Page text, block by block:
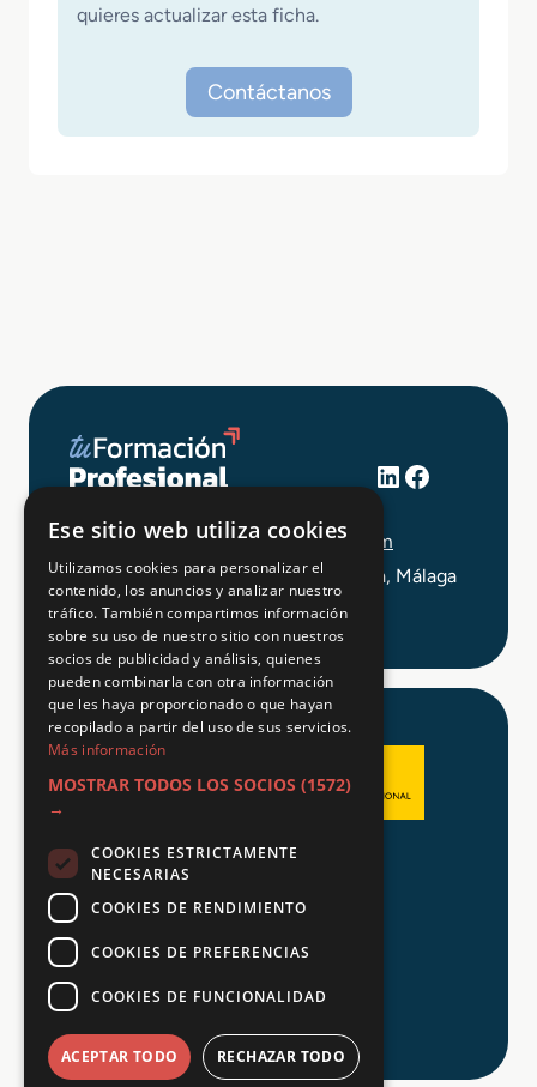
quieres actualizar esta ficha.
Contáctanos
LinkedIn
Facebook
info@tuformacionprofesional.com
C/ Alameda Principal 21, 2ª Planta, Málaga
Aviso legal
Política de Privacidad
© 2026 Tu FP
Ese sitio web utiliza cookies
Utilizamos cookies para personalizar el
contenido, los anuncios y analizar nuestro
tráfico. También compartimos información
sobre su uso de nuestro sitio con nuestros
socios de publicidad y análisis, quienes
pueden combinarla con otra información
que les haya proporcionado o que hayan
recopilado a partir del uso de sus servicios.
Más información
MOSTRAR TODOS LOS SOCIOS (1572)
→
COOKIES ESTRICTAMENTE
NECESARIAS
COOKIES DE RENDIMIENTO
COOKIES DE PREFERENCIAS
COOKIES DE FUNCIONALIDAD
ACEPTAR TODO RECHAZAR TODO